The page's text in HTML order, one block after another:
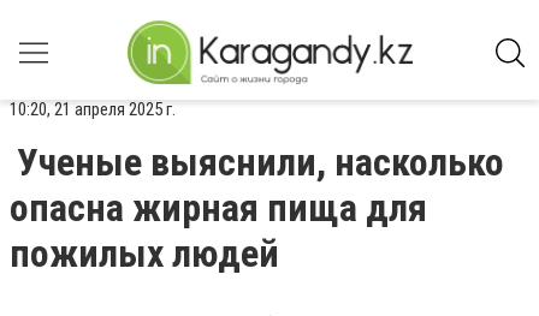
10:20, 21 апреля 2025 г.
Ученые выяснили, насколько
опасна жирная пища для
пожилых людей